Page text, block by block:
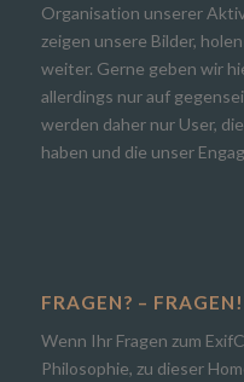
Organisation unserer
zeigen unsere Bilder,
weiter. Gerne geben wir
allerdings nur auf
werden daher nur User,
haben und die unser
FRAGEN? – FRAGEN!
Wenn Ihr Fragen zum
Philosophie, zu dieser